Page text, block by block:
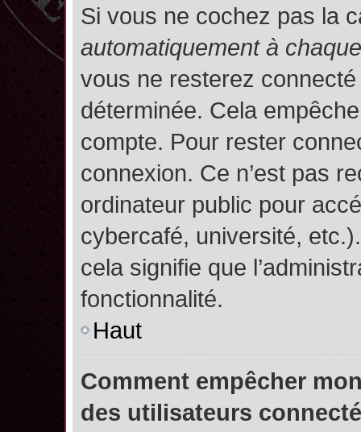
Si vous ne cochez pas la
automatiquement à
vous ne resterez
déterminée. Cela
compte. Pour rester
connexion. Ce n’est pas
ordinateur public pour
cybercafé, université,
cela signifie que
fonctionnalité.
Haut
Comment empêcher
des utilisateurs